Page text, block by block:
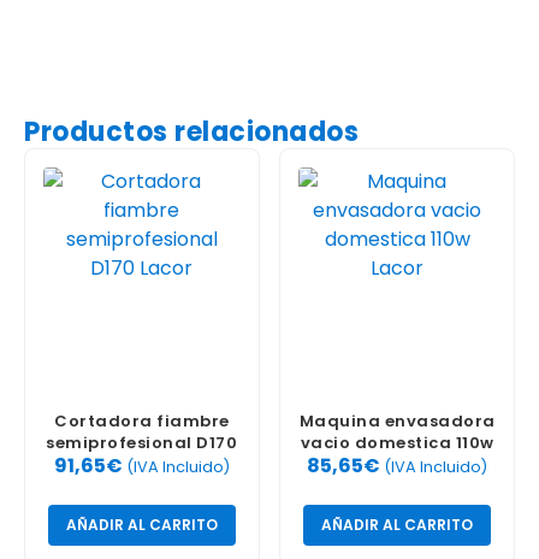
Productos relacionados
Cortadora fiambre
semiprofesional D170
Lacor
91,65€ (IVA Incluido)
AÑADIR AL CARRITO
Maquina envasadora
vacio domestica 110w
Lacor
85,65€ (IVA Incluido)
AÑADIR AL CARRITO